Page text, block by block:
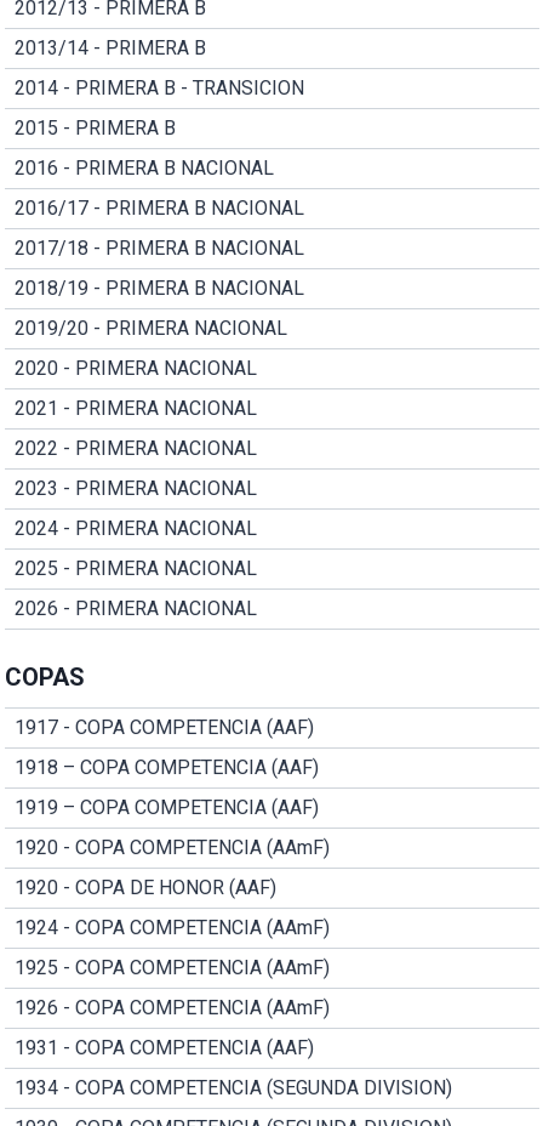
2012/13 - PRIMERA B
2013/14 - PRIMERA B
2014 - PRIMERA B - TRANSICION
2015 - PRIMERA B
2016 - PRIMERA B NACIONAL
2016/17 - PRIMERA B NACIONAL
2017/18 - PRIMERA B NACIONAL
2018/19 - PRIMERA B NACIONAL
2019/20 - PRIMERA NACIONAL
2020 - PRIMERA NACIONAL
2021 - PRIMERA NACIONAL
2022 - PRIMERA NACIONAL
2023 - PRIMERA NACIONAL
2024 - PRIMERA NACIONAL
2025 - PRIMERA NACIONAL
2026 - PRIMERA NACIONAL
COPAS
1917 - COPA COMPETENCIA (AAF)
1918 – COPA COMPETENCIA (AAF)
1919 – COPA COMPETENCIA (AAF)
1920 - COPA COMPETENCIA (AAmF)
1920 - COPA DE HONOR (AAF)
1924 - COPA COMPETENCIA (AAmF)
1925 - COPA COMPETENCIA (AAmF)
1926 - COPA COMPETENCIA (AAmF)
1931 - COPA COMPETENCIA (AAF)
1934 - COPA COMPETENCIA (SEGUNDA DIVISION)